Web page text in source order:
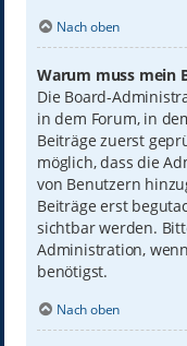
Nach oben
Warum muss mein
Die Board-
in dem Forum, in
Beiträge zuerst
möglich, dass die
von Benutzern
Beiträge erst
sichtbar werden.
Administration,
benötigst.
Nach oben